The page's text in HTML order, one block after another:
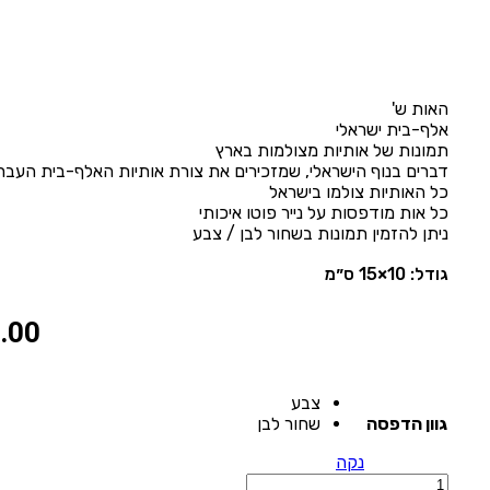
האות ש'
אלף-בית ישראלי
תמונות של אותיות מצולמות בארץ
דברים בנוף הישראלי, שמזכירים את צורת אותיות האלף-בית
כל האותיות צולמו בישראל
כל אות מודפסות על נייר פוטו איכותי
ניתן להזמין תמונות בשחור לבן / צבע
גודל: 10×15 ס״מ
גוון הדפסה
צבע
שחור לבן
נקה
כמות